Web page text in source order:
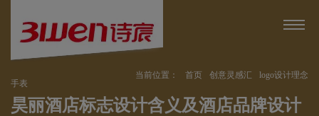
当前位置： 首页 创意灵感汇
logo设计理念
手表
昊丽酒店标志设计含义及酒店品牌设计